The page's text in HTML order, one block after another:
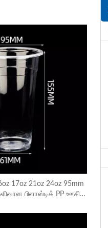
17oz 21oz 24oz 95mm
பிளாஸ்டிக் PP ஊசிக்